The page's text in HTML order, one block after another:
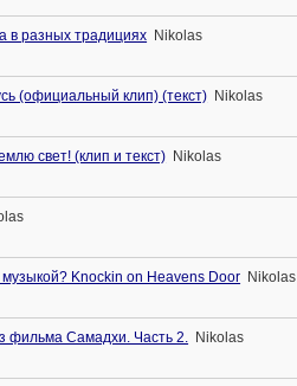
в разных традициях Nikolas
(официальный клип) (текст) Nikolas
свет! (клип и текст) Nikolas
Knockin on Heavens Door Nikolas
фильма Самадхи. Часть 2. Nikolas